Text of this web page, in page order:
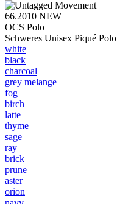
66.2010 NEW
OCS Polo
Schweres Unisex Piqué Polo
white
black
charcoal
grey melange
fog
birch
latte
thyme
sage
ray
brick
prune
aster
orion